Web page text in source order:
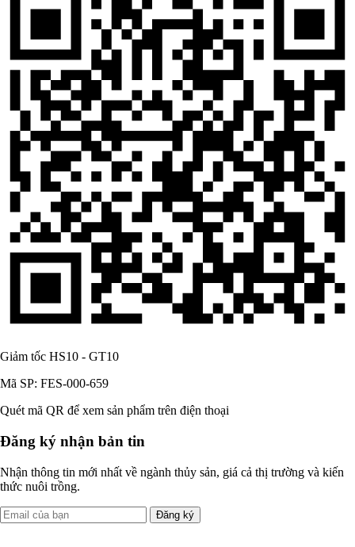
Giảm tốc HS10 - GT10
Mã SP: FES-000-659
Quét mã QR để xem sản phẩm trên điện thoại
Đăng ký nhận bản tin
Nhận thông tin mới nhất về ngành thủy sản, giá cả thị trường và kiến
thức nuôi trồng.
Đăng ký